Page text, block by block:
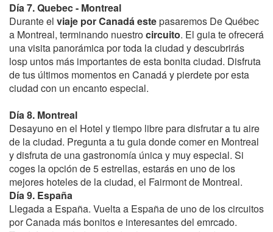
Día 7. Quebec - Montreal
Durante el viaje por Canadá estepasaremos De Québec
a Montreal, terminando nuestrocircuito. El guia te ofrecerá
una visita panorámica por toda la ciudad y descubrirás
losp untos más importantes de esta bonita ciudad. Disfruta
de tus últimos momentos en Canadá y pierdete por esta
ciudad con un encanto especial.
Día 8. Montreal
Desayuno en el Hotel y tiempo libre para disfrutar a tu aire
de la ciudad. Pregunta a tu guia donde comer en Montreal
y disfruta de una gastronomía única y muy especial. Si
coges la opción de 5 estrellas, estarás en uno de los
mejores hoteles de la ciudad, el Fairmont de Montreal.
Día 9. España
Llegada a España. Vuelta a España de uno de los circuitos
por Canada más bonitos e interesantes del emrcado.